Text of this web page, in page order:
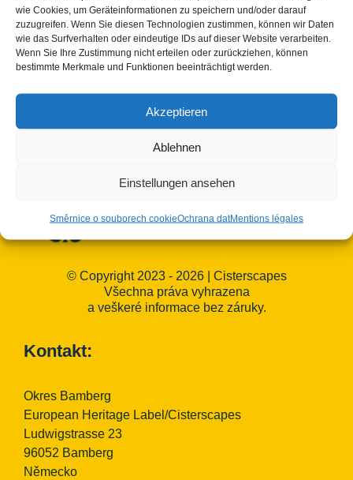
wie Cookies, um Geräteinformationen zu speichern und/oder darauf
zuzugreifen. Wenn Sie diesen Technologien zustimmen, können wir Daten
wie das Surfverhalten oder eindeutige IDs auf dieser Website verarbeiten.
Wenn Sie Ihre Zustimmung nicht erteilen oder zurückziehen, können
bestimmte Merkmale und Funktionen beeinträchtigt werden.
Akzeptieren
Ablehnen
Einstellungen ansehen
Směrnice o souborech cookieOchrana datMentions légales
kurátory v novém návštěvnickém centru Cesta
tam a zpět v
© Copyright 2023 - 2026 | Cisterscapes
Všechna práva vyhrazena
a veškeré informace bez záruky.
Kontakt:
Okres Bamberg
European Heritage Label/Cisterscapes
Ludwigstrasse 23
96052 Bamberg
Německo